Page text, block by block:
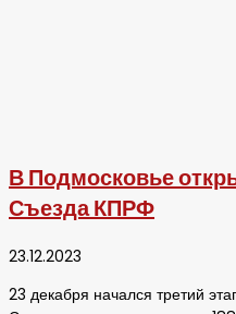
В Подмосковье
Съезда КПРФ
23.12.2023
23 декабря начался третий